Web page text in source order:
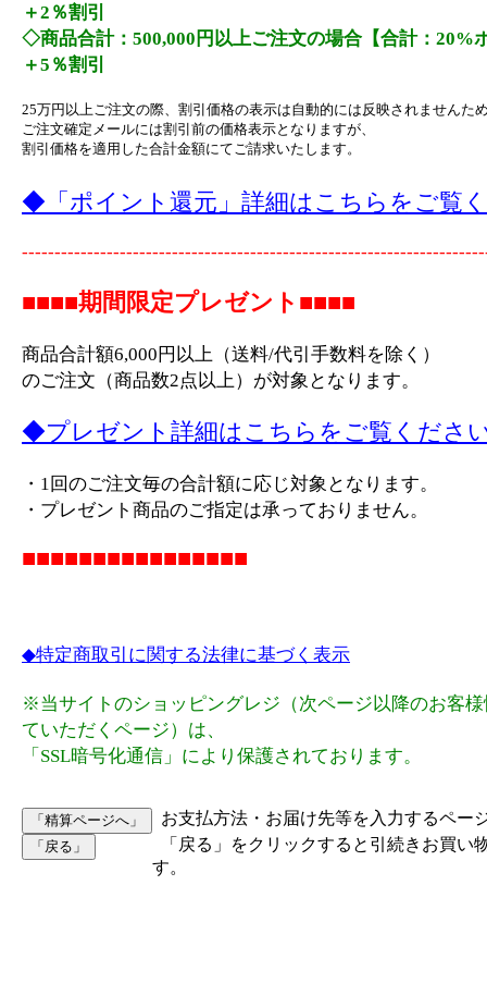
＋2％割引
◇商品合計：500,000円以上ご注文の場合【合計：20%
＋5％割引
25万円以上ご注文の際、割引価格の表示は自動的には反映されませんた
ご注文確定メールには割引前の価格表示となりますが、
割引価格を適用した合計金額にてご請求いたします。
◆「ポイント還元」詳細はこちらをご覧
■■■■期間限定プレゼント■■■■
商品合計額6,000円以上（送料/代引手数料を除く）
のご注文（商品数2点以上）が対象となります。
◆プレゼント詳細はこちらをご覧くださ
・1回のご注文毎の合計額に応じ対象となります。
・プレゼント商品のご指定は承っておりません。
■■■■■■■■■■■■■■■■
◆特定商取引に関する法律に基づく表示
※当サイトのショッピングレジ（次ページ以降のお客
ていただくページ）は、
「SSL暗号化通信」により保護されております。
お支払方法・お届け先等を入力するペー
「戻る」をクリックすると引続きお買い
す。